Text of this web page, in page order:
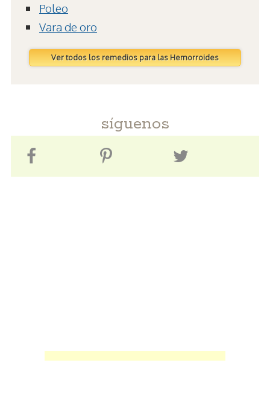
Poleo
Vara de oro
Ver todos los remedios para las Hemorroides
síguenos